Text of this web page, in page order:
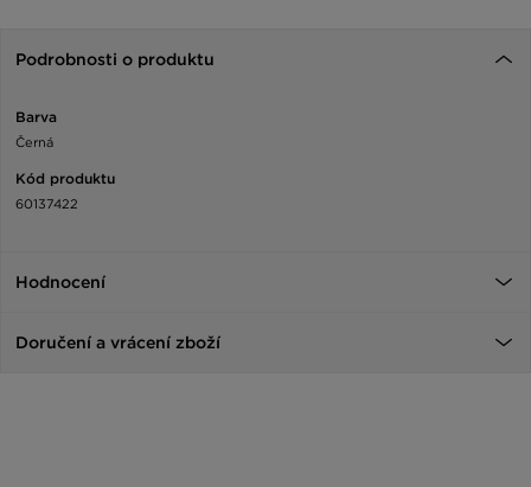
Podrobnosti o produktu
Barva
Černá
Kód produktu
60137422
Hodnocení
Doručení a vrácení zboží